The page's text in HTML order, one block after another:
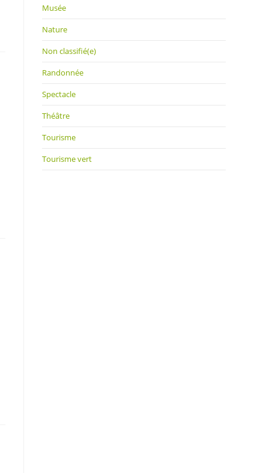
Musée
Nature
Non classifié(e)
Randonnée
Spectacle
Théâtre
Tourisme
Tourisme vert